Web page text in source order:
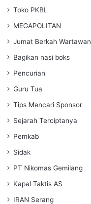
Toko PKBL
MEGAPOLITAN
Jumat Berkah Wartawan
Bagikan nasi boks
Pencurian
Guru Tua
Tips Mencari Sponsor
Sejarah Terciptanya
Pemkab
Sidak
PT Nikomas Gemilang
Kapal Taktis AS
IRAN Serang